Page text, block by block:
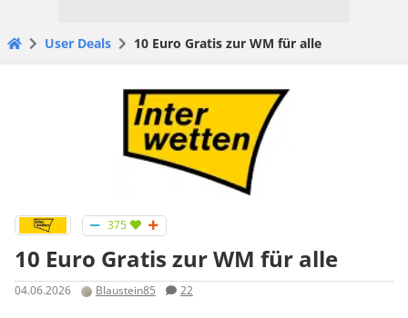
User Deals 10 Euro Gratis zur WM für alle
375
10 Euro Gratis zur WM für alle
04.06.2026 Blaustein85 22